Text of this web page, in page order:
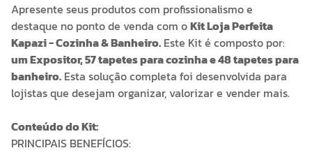
Apresente seus produtos com profissionalismo e
destaque no ponto de venda com oKit Loja Perfeita
Kapazi - Cozinha & Banheiro. Este Kit é composto por:
um Expositor, 57 tapetes para cozinha e 48 tapetes para
banheiro. Esta solução completa foi desenvolvida para
lojistas que desejam organizar, valorizar e vender mais.
Conteúdo do Kit:
PRINCIPAIS BENEFÍCIOS: